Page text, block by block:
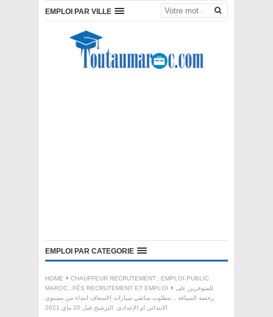
EMPLOI PAR VILLE
EMPLOI PAR CATEGORIE
HOME CHAUFFEUR RECRUTEMENT , EMPLOI PUBLIC
MAROC , FÈS RECRUTEMENT ET EMPLOI
للمتوفرين على
رخصة السياقة .. مطلوب سائقي سيارات الاسعاف ابتداء من مستوى
الابتدائي او الإعدادي. الترشيح قبل 20 ماي 2021